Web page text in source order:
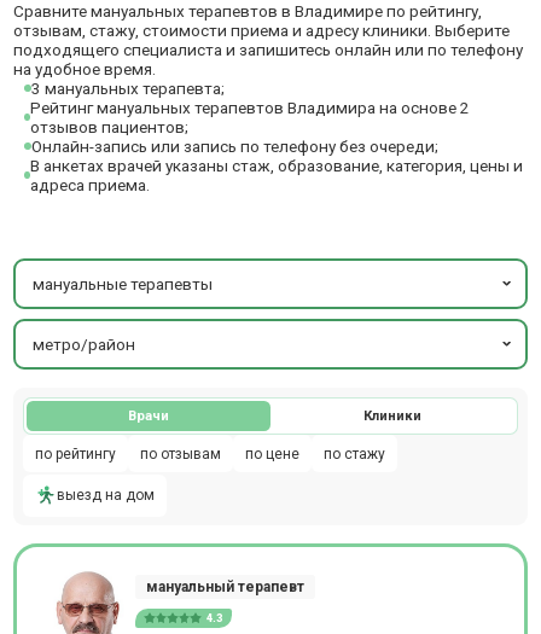
Сравните мануальных терапевтов в Владимире по рейтингу,
отзывам, стажу, стоимости приема и адресу клиники. Выберите
подходящего специалиста и запишитесь онлайн или по телефону
на удобное время.
3 мануальных терапевта;
Рейтинг мануальных терапевтов Владимира на основе 2
отзывов пациентов;
Онлайн-запись или запись по телефону без очереди;
В анкетах врачей указаны стаж, образование, категория, цены и
адреса приема.
мануальные терапевты
метро/район
Врачи Клиники
по рейтингу по отзывам по цене по стажу
выезд на дом
мануальный терапевт
4.3